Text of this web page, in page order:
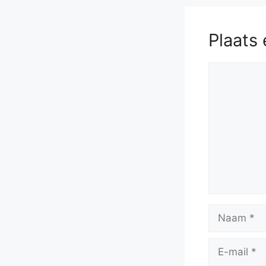
Plaats
mail